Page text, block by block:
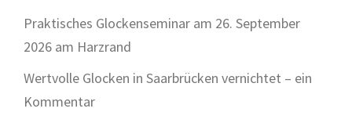
Praktisches Glockenseminar am 26. September
2026 am Harzrand
Wertvolle Glocken in Saarbrücken vernichtet – ein
Kommentar